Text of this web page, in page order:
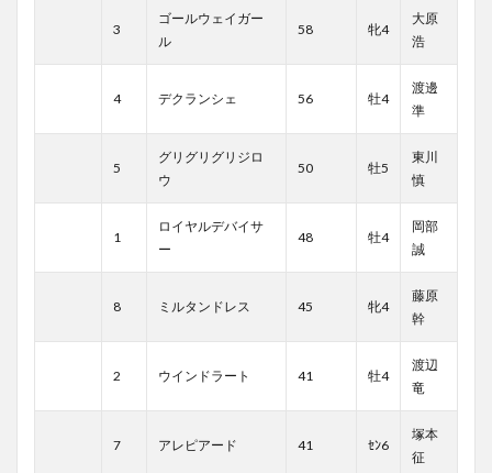
3
ゴールウェイガー
ル
58 牝4
大原
浩
4 デクランシェ 56 牡4
渡邊
準
5
グリグリグリジロ
ウ
50 牡5
東川
慎
1
ロイヤルデバイサ
ー
48 牡4
岡部
誠
8 ミルタンドレス 45 牝4
藤原
幹
2 ウインドラート 41 牡4
渡辺
竜
7 アレピアード 41 ｾﾝ6
塚本
征